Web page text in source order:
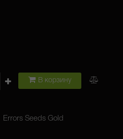
В корзину
Errors Seeds Gold